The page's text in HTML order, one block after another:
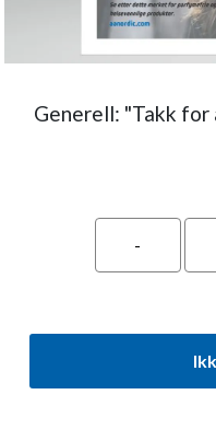
Generell: "Takk for